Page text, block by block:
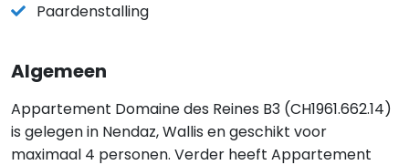
Paardenstalling
Algemeen
Appartement Domaine des Reines B3 (CH1961.662.14)
is gelegen in Nendaz, Wallis en geschikt voor
maximaal 4 personen. Verder heeft Appartement